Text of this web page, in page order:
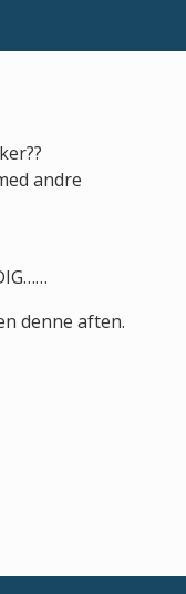
andre
denne aften.